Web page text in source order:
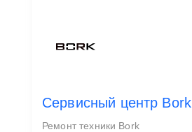
Сервисный центр Bork
Ремонт техники Bork